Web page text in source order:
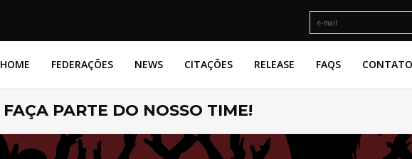
HOME FEDERAÇÕES NEWS CITAÇÕES RELEASE FAQS CONTATO
FAÇA PARTE DO NOSSO TIME!